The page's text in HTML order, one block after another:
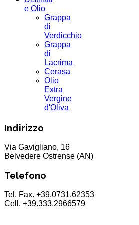
e Olio
Grappa
di
Verdicchio
Grappa
di
Lacrima
Cerasa
Olio
Extra
Vergine
d'Oliva
Indirizzo
Via Gavigliano, 16
Belvedere Ostrense (AN)
Telefono
Tel. Fax. +39.0731.62353
Cell. +39.333.2966579